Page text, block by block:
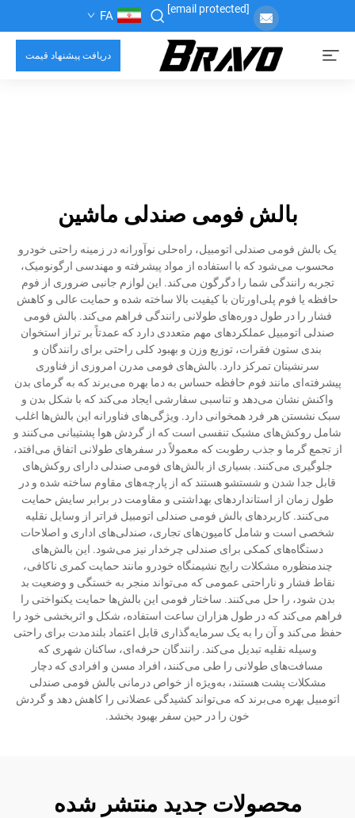
[email protected]
FA
دریافت پیشنهاد قیمت
بالش فومی صندلی ماشین
یک بالش فومی صندلی اتومبیل، راه‌حلی نوآورانه در زمینه راحتی خودرو
محسوب می‌شود که با استفاده از مواد پیشرفته و مهندسی ارگونومیک،
تجربه رانندگی شما را دگرگون می‌کند. این لوازم جانبی ضروری از فوم
حافظه یا فوم پلی‌اورتان با کیفیت بالا ساخته شده و حمایت عالی و کاهش
فشار را در طول دوره‌های طولانی رانندگی فراهم می‌کند. بالش فومی
صندلی اتومبیل عملکردهای مهم متعددی دارد که عمدتاً بر تراز استخوان
بندی ستون فقرات، توزیع وزن و بهبود کلی راحتی برای رانندگان و
سرنشینان تمرکز دارد. بالش‌های فومی مدرن امروزی از فناوری
پیشرفته‌ای مانند فوم حافظه حساس به دما بهره می‌برند که به گرمای بدن
واکنش نشان می‌دهد و تناسبی سفارشی ایجاد می‌کند که با شکل بدن و
سبک نشستن هر فرد همخوانی دارد. ویژگی‌های فناورانه این بالش‌ها اغلب
شامل روکش‌های مشبک تنفسی است که از گردش هوا پشتیبانی می‌کنند و
از تجمع گرما و جذب رطوبت که معمولاً در سفرهای طولانی اتفاق می‌افتد،
جلوگیری می‌کنند. بسیاری از بالش‌های فومی صندلی دارای روکش‌های
قابل جدا شدن و شستشو هستند که از پارچه‌های مقاوم ساخته شده و در
طول زمان از استانداردهای بهداشتی و مقاومت در برابر سایش حمایت
می‌کنند. کاربردهای بالش فومی صندلی اتومبیل فراتر از وسایل نقلیه
شخصی است و شامل کامیون‌های تجاری، صندلی‌های اداری و اصلاحات
دستگاه‌های کمکی برای صندلی چرخدار نیز می‌شود. این بالش‌های
چندمنظوره مشکلات رایج نشیمنگاه خودرو مانند حمایت کمری ناکافی،
نقاط فشار و ناراحتی عمومی که می‌تواند منجر به خستگی و وضعیت بد
بدن شود، را حل می‌کنند. ساختار فومی این بالش‌ها حمایت یکنواختی را
فراهم می‌کند که در طول هزاران ساعت استفاده، شکل و اثربخشی خود را
حفظ می‌کند و آن را به یک سرمایه‌گذاری قابل اعتماد بلندمدت برای راحتی
وسیله نقلیه تبدیل می‌کند. رانندگان حرفه‌ای، ساکنان شهری که
مسافت‌های طولانی را طی می‌کنند، افراد مسن و افرادی که دچار
مشکلات پشت هستند، به‌ویژه از خواص درمانی بالش فومی صندلی
اتومبیل بهره می‌برند که می‌تواند کشیدگی عضلانی را کاهش دهد و گردش
خون را در حین سفر بهبود بخشد.
محصولات جدید منتشر شده